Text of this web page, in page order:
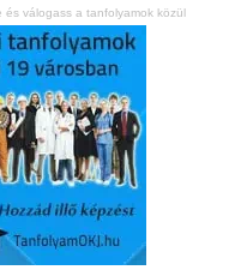
válogass a tanfolyamok közül